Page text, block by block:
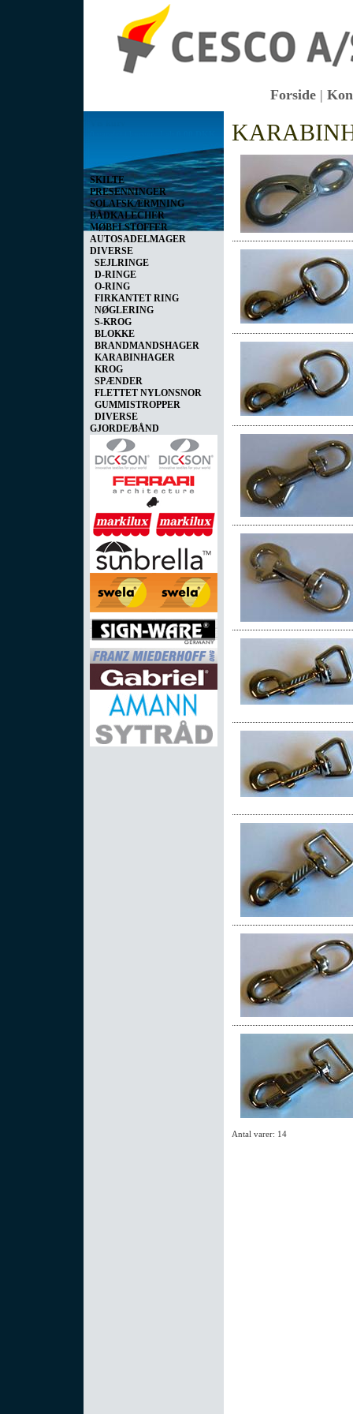
Forside |
SKILTE
PRESENNINGER
SOLAFSKÆRMNING
BÅDKALECHER
MØBELSTOFFER
AUTOSADELMAGER
DIVERSE
SEJLRINGE
D-RINGE
O-RING
FIRKANTET RING
NØGLERING
S-KROG
BLOKKE
BRANDMANDSHAGER
KARABINHAGER
KROG
SPÆNDER
FLETTET NYLONSNOR
GUMMISTROPPER
DIVERSE
GJORDE/BÅND
Antal varer: 14